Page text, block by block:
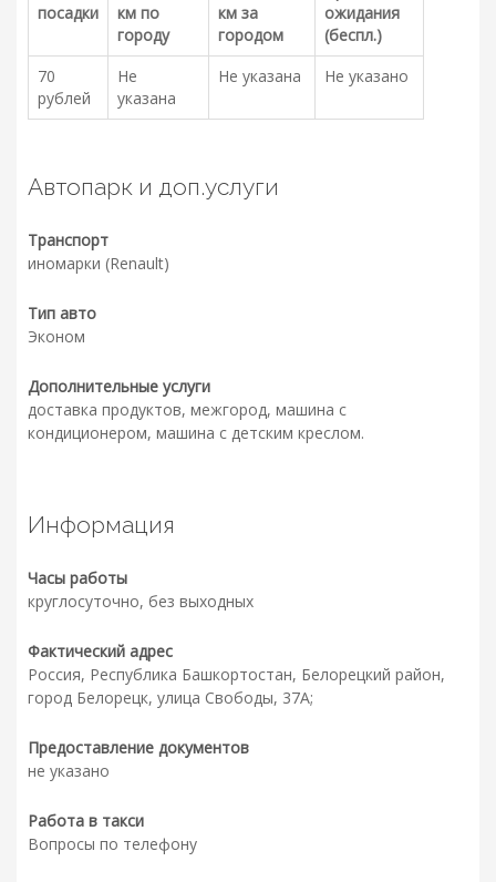
посадки
км по
городу
км за
городом
ожидания
(беспл.)
70
рублей
Не
указана
Не указана Не указано
Автопарк и доп.услуги
Транспорт
иномарки (Renault)
Тип авто
Эконом
Дополнительные услуги
доставка продуктов, межгород, машина с
кондиционером, машина с детским креслом.
Информация
Часы работы
круглосуточно, без выходных
Фактический адрес
Россия, Республика Башкортостан, Белорецкий район,
город Белорецк, улица Свободы, 37А;
Предоставление документов
не указано
Работа в такси
Вопросы по телефону